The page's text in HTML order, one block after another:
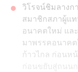
วิโรจน์ชิมลางก
สมาชิกสภาผู้แ
อนาคตใหม่ แล
มาพรรคอนาค
ก้าวไกล ก่อนห
ก่อนขยับสู่ถนนก